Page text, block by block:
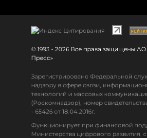
© 1993 - 2026 Все права защищены
Пресс»
Зарегистрировано Федеральной
надзору в сфере связи,
технологий и массовых
(Роскомнадзор), номер
- 65426 от 18.04.2016г.
Функционирует при финансовой
Министерства цифрового развития,